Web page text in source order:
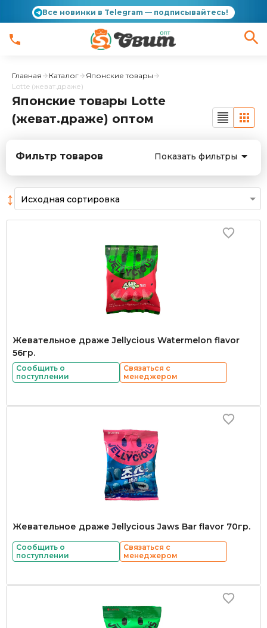
Все новинки в Telegram — подписывайтесь!
Главная Каталог
Японские товары
Lotte (жеват.драже)
Японские товары Lotte
(жеват.драже) оптом
Фильтр товаров Показать фильтры
↕
Жевательное драже Jellycious Watermelon flavor
56гр.
Сообщить о
поступлении
Связаться с
менеджером
Жевательное драже Jellycious Jaws Bar flavor 70гр.
Сообщить о
поступлении
Связаться с
менеджером